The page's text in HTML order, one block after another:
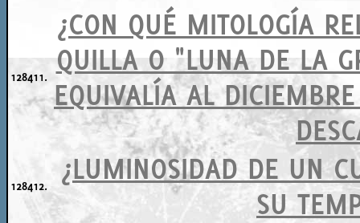
128411.
¿CON QUÉ MITOLOGÍA
QUILLA O "LUNA DE LA
EQUIVALÍA AL
128412.
¿LUMINOSIDAD DE UN
SU